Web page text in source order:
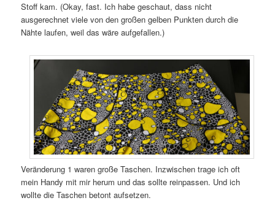
Stoff kam. (Okay, fast. Ich habe geschaut, dass nicht
ausgerechnet viele von den großen gelben Punkten durch die
Nähte laufen, weil das wäre aufgefallen.)
Veränderung 1 waren große Taschen. Inzwischen trage ich oft
mein Handy mit mir herum und das sollte reinpassen. Und ich
wollte die Taschen betont aufsetzen.